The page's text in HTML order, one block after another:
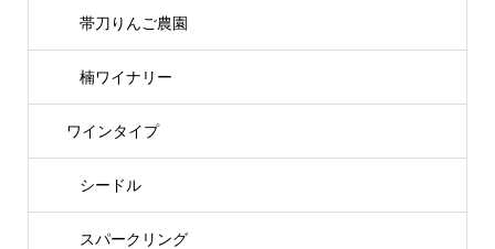
帯刀りんご農園
楠ワイナリー
ワインタイプ
シードル
スパークリング